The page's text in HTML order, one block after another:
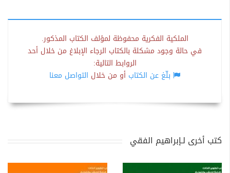
الملكية الفكرية محفوظة لمؤلف الكتاب المذكور.
في حالة وجود مشكلة بالكتاب الرجاء الإبلاغ من خلال أحد
الروابط التالية:
بلّغ عن الكتاب أو من خلال التواصل معنا
كتب أخرى لـإبراهيم الفقي